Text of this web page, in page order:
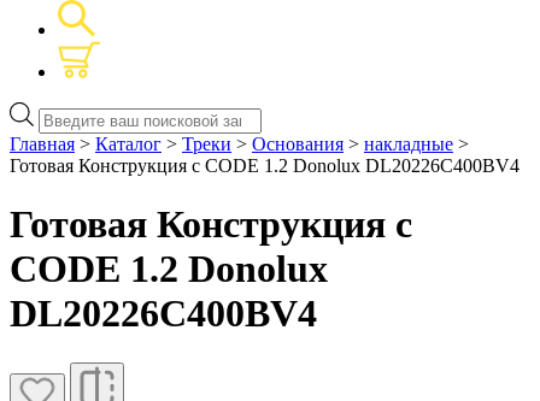
Поиск
товаров
Главная > Каталог > Треки > Основания > накладные >
Готовая Конструкция с CODE 1.2 Donolux DL20226С400BV4
Готовая Конструкция с
CODE 1.2 Donolux
DL20226С400BV4